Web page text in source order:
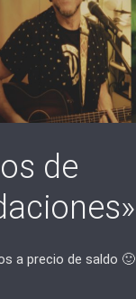
de
a precio de saldo 🙂